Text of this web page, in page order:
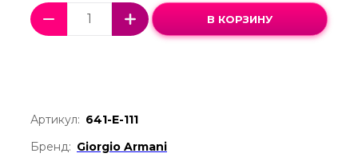
В КОРЗИНУ
Артикул: 641-Е-111
Бренд: Giorgio Armani